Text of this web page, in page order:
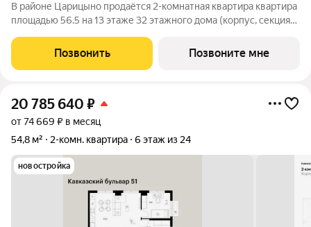
В районе Царицыно продаётся 2-комнатная квартира квартира
площадью 56.5 на 13 этаже 32 этажного дома (корпус, секция)
расположение 17 минут пешком до станции метро
«Кантемировская» и 20 минут до станции
Позвонить Позвоните мне
20 785 640 ₽
от 74 669 ₽ в месяц
54,8 м²
2-комн. квартира 6 этаж из 24
новостройка